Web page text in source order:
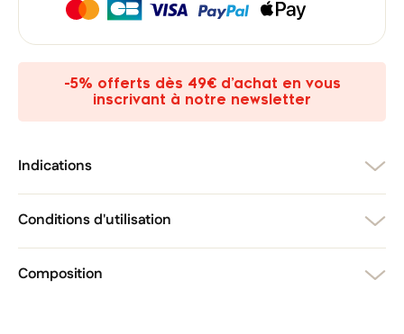
-5% offerts dès 49€ d’achat en vous
inscrivant à notre newsletter
Indications
Conditions d'utilisation
Composition
Ajouter à ma liste d'envies ×
Créer une liste d'envies
Annuler
Connexion
Vous devez être connecté pour ajouter des produits à votre
liste d'envies.
Annuler